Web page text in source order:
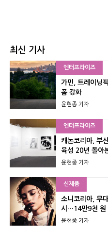
최신 기사
엔터프라이즈
가민, 트레이닝
폼 강화
윤현종 기자
엔터프라이즈
캐논코리아, 부
육성 20년 돌아
윤현종 기자
신제품
소니코리아, 무
시…14만9천 원
윤현종 기자